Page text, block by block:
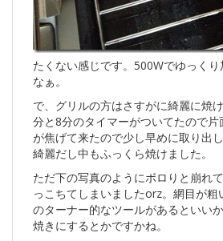
たくない感じです。500Wでゆっく
なぁ。
で、グリルの方はさすがに綺麗に焼
分と8分のタイマーがついてたので
が焦げて来たので少し早めに取り出
綺麗だし中もふっくら焼けました。
ただ下の写真のようにボロりと崩れ
っこちてしまいましたorz。網目が粗
のターナー的なツールがあるといい
焼きにするとかですかね。